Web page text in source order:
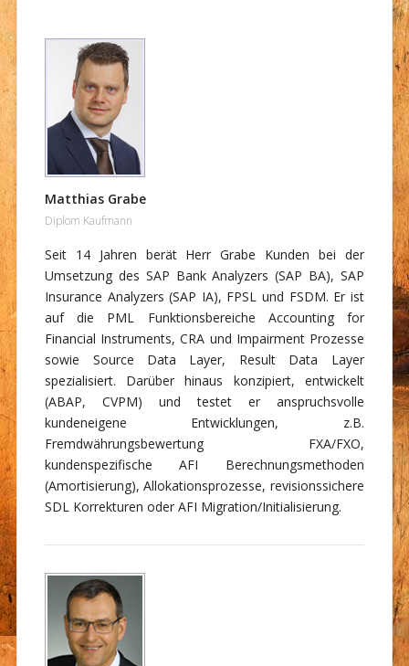
Matthias Grabe
Diplom Kaufmann
Seit 14 Jahren berät Herr Grabe Kunden bei der
Umsetzung des SAP Bank Analyzers (SAP BA), SAP
Insurance Analyzers (SAP IA), FPSL und FSDM. Er ist
auf die PML Funktionsbereiche Accounting for
Financial Instruments, CRA und Impairment Prozesse
sowie Source Data Layer, Result Data Layer
spezialisiert. Darüber hinaus konzipiert, entwickelt
(ABAP, CVPM) und testet er anspruchsvolle
kundeneigene Entwicklungen, z.B.
Fremdwährungsbewertung FXA/FXO,
kundenspezifische AFI Berechnungsmethoden
(Amortisierung), Allokationsprozesse, revisionssichere
SDL Korrekturen oder AFI Migration/Initialisierung.